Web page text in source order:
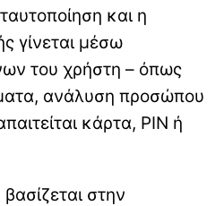
και η
γίνεται μέσω
του χρήστη – όπως
ανάλυση προσώπου
κάρτα, PIN ή
στην